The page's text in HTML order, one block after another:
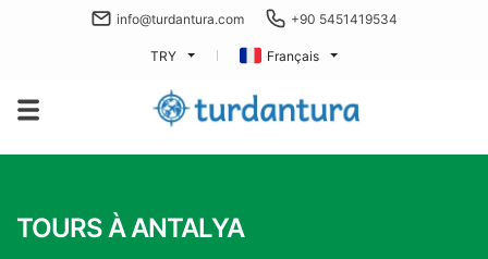
info@turdantura.com +90 5451419534
TRY Français
TOURS À ANTALYA